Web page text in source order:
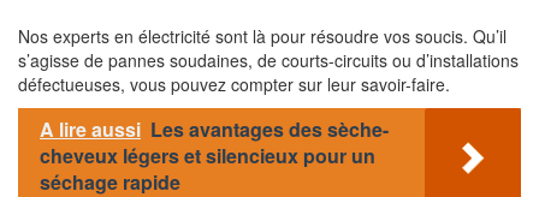
Nos experts en électricité sont là pour résoudre vos soucis. Qu’il
s’agisse de pannes soudaines, de courts-circuits ou d’installations
défectueuses, vous pouvez compter sur leur savoir-faire.
A lire aussi Les avantages des sèche-
cheveux légers et silencieux pour un
séchage rapide